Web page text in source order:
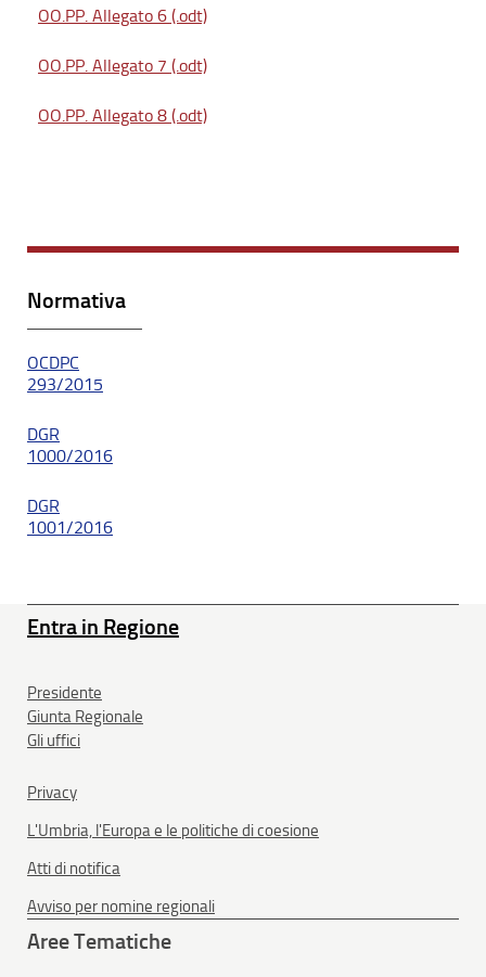
OO.PP. Allegato 6 (.odt)
OO.PP. Allegato 7 (.odt)
OO.PP. Allegato 8 (.odt)
Normativa
OCDPC
293/2015
DGR
1000/2016
DGR
1001/2016
Entra in Regione
Presidente
Giunta Regionale
Gli uffici
Privacy
L'Umbria, l'Europa e le politiche di coesione
Atti di notifica
Avviso per nomine regionali
Aree Tematiche